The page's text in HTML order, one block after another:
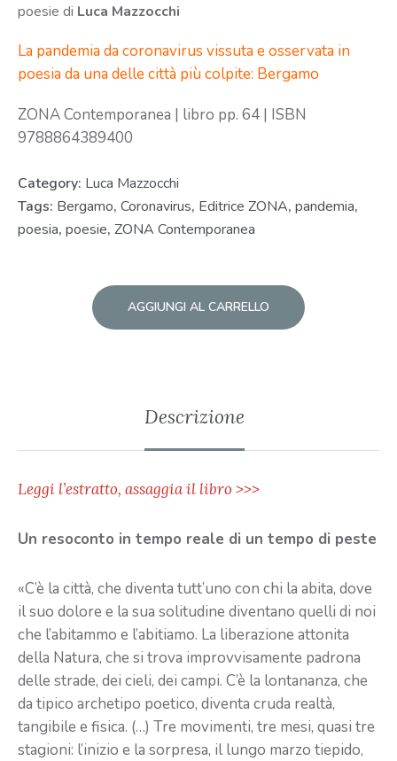
poesie di Luca Mazzocchi
La pandemia da coronavirus vissuta e osservata in
poesia da una delle città più colpite: Bergamo
ZONA Contemporanea | libro pp. 64 | ISBN
9788864389400
Category: Luca Mazzocchi
Tags: Bergamo, Coronavirus, Editrice ZONA, pandemia,
poesia, poesie, ZONA Contemporanea
AGGIUNGI AL CARRELLO
Descrizione
Leggi l’estratto, assaggia il libro >>>
Un resoconto in tempo reale di un tempo di peste
«C’è la città, che diventa tutt’uno con chi la abita, dove
il suo dolore e la sua solitudine diventano quelli di noi
che l’abitammo e l’abitiamo. La liberazione attonita
della Natura, che si trova improvvisamente padrona
delle strade, dei cieli, dei campi. C’è la lontananza, che
da tipico archetipo poetico, diventa cruda realtà,
tangibile e fisica. (…) Tre movimenti, tre mesi, quasi tre
stagioni: l’inizio e la sorpresa, il lungo marzo tiepido,